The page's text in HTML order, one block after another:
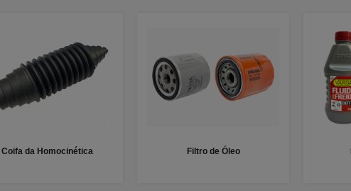
Coifa da Homocinética Filtro de Óleo